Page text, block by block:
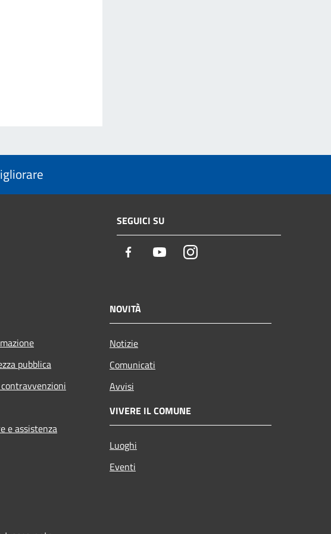
SEGUICI SU
Facebook YoutubeInstagram
pubblica
e assistenza
NOVITÀ
Notizie
Comunicati
Avvisi
VIVERE IL COMUNE
Luoghi
Eventi